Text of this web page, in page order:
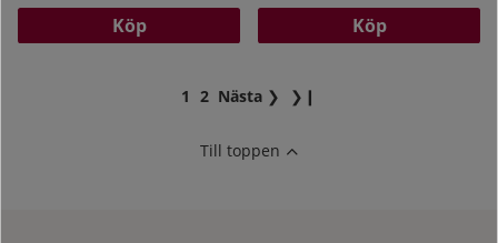
Köp Köp
1 2 Nästa ❯ ❯❙
Till toppen